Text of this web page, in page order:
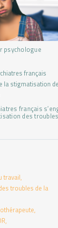
psychologue
français
des
travail
troubles de la